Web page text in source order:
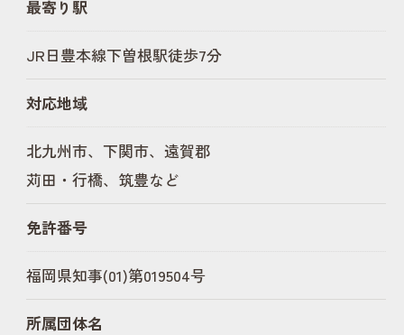
最寄り駅
JR日豊本線下曽根駅徒歩7分
対応地域
北九州市、下関市、遠賀郡
苅田・行橋、筑豊など
免許番号
福岡県知事(01)第019504号
所属団体名